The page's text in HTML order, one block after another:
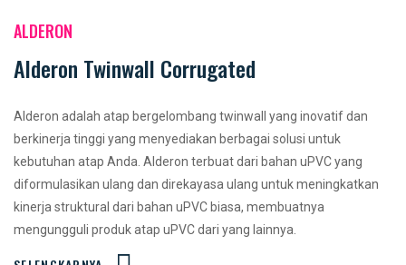
ALDERON
Alderon Twinwall Corrugated
Alderon adalah atap bergelombang twinwall yang inovatif dan
berkinerja tinggi yang menyediakan berbagai solusi untuk
kebutuhan atap Anda. Alderon terbuat dari bahan uPVC yang
diformulasikan ulang dan direkayasa ulang untuk meningkatkan
kinerja struktural dari bahan uPVC biasa, membuatnya
mengungguli produk atap uPVC dari yang lainnya.